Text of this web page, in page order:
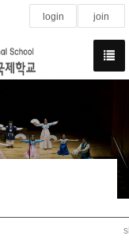
login join
계, 법인회계, 학교발전